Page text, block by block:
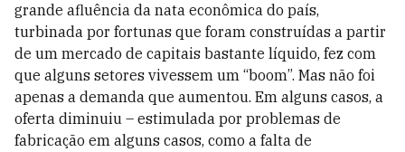
grande afluência da nata econômica do país,
turbinada por fortunas que foram construídas a partir
de um mercado de capitais bastante líquido, fez com
que alguns setores vivessem um “boom”. Mas não foi
apenas a demanda que aumentou. Em alguns casos, a
oferta diminuiu – estimulada por problemas de
fabricação em alguns casos, como a falta de